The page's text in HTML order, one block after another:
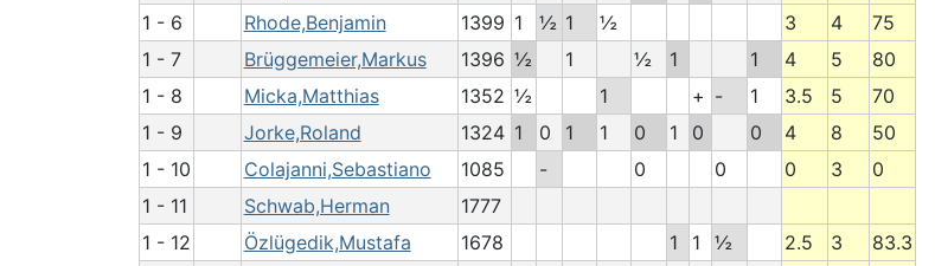
1 - 6
Rhode,Benjamin 1399 1 ½ 1 ½ 3 4
75
1 - 7
Brüggemeier,Markus 1396 ½ 1 ½ 1 1 4 5
80
1 - 8
Micka,Matthias 1352 ½ 1 + - 1 3.5 5
70
1 - 9
Jorke,Roland 1324 1 0 1 1 0 1 0 0 4 8
50
1 - 10
Colajanni,Sebastiano 1085 - 0 0 0 3
0
1 - 11
Schwab,Herman
1777
1 - 12
Özlügedik,Mustafa 1678 1 1 ½ 2.5 3
83.3